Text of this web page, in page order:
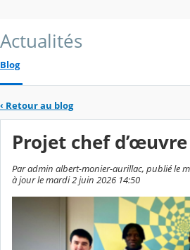
Actualités
Blog
‹ Retour au blog
Projet chef d’œuvre
Par admin albert-monier-aurillac, publié le
à jour le mardi 2 juin 2026 14:50